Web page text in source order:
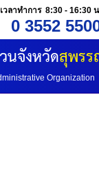
เวลาทำการ 8:30 - 16:30
0 3552
นจังหวัดสุพร
Organization